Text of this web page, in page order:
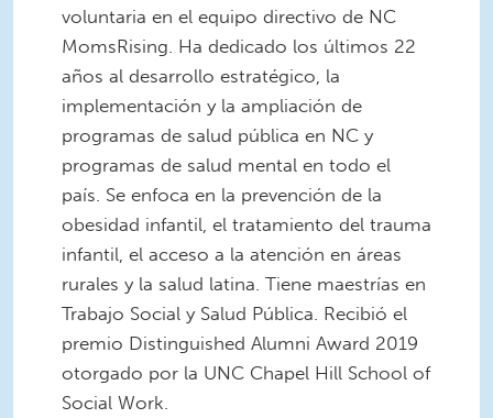
voluntaria en el equipo directivo de NC
MomsRising. Ha dedicado los últimos 22
años al desarrollo estratégico, la
implementación y la ampliación de
programas de salud pública en NC y
programas de salud mental en todo el
país. Se enfoca en la prevención de la
obesidad infantil, el tratamiento del trauma
infantil, el acceso a la atención en áreas
rurales y la salud latina. Tiene maestrías en
Trabajo Social y Salud Pública. Recibió el
premio Distinguished Alumni Award 2019
otorgado por la UNC Chapel Hill School of
Social Work.